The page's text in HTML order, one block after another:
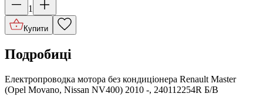
1
Купити
Подробиці
Електропроводка мотора без кондиціонера Renault Master
(Opel Movano, Nissan NV400) 2010 -, 240112254R Б/В